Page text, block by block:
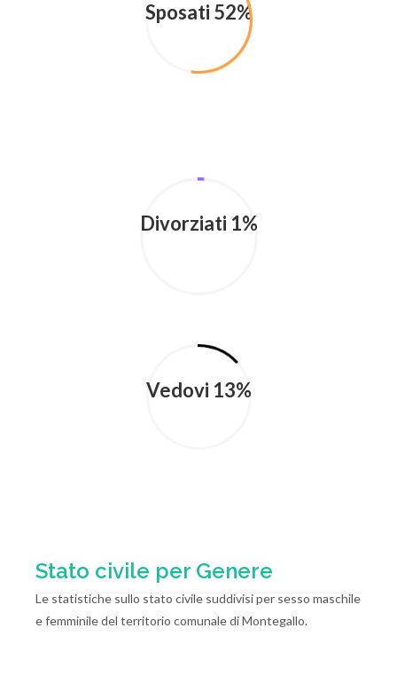
Sposati 52%
Divorziati 1%
Vedovi 13%
Stato civile per Genere
Le statistiche sullo stato civile suddivisi per sesso maschile
e femminile del territorio comunale di Montegallo.